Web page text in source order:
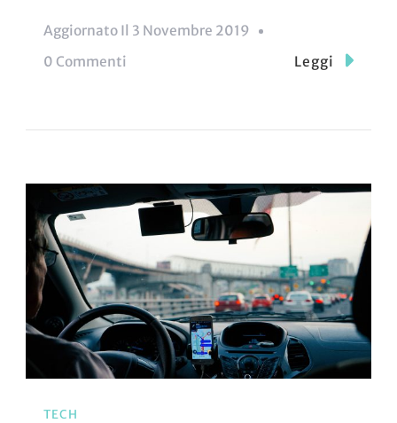
Aggiornato Il 3 Novembre 2019
0 Commenti
Leggi
TECH